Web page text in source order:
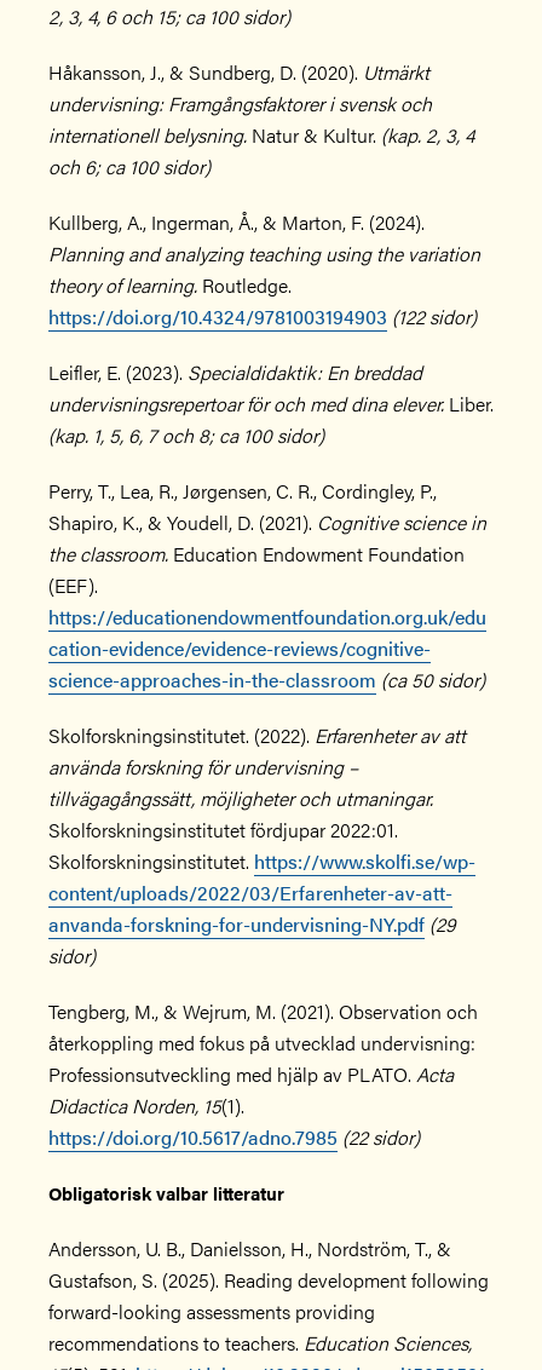
2, 3, 4, 6 och 15; ca 100 sidor)
Håkansson, J., & Sundberg, D. (2020). Utmärkt
undervisning: Framgångsfaktorer i svensk och
internationell belysning. Natur & Kultur. (kap. 2, 3, 4
och 6; ca 100 sidor)
Kullberg, A., Ingerman, Å., & Marton, F. (2024).
Planning and analyzing teaching using the variation
theory of learning. Routledge.
https://doi.org/10.4324/9781003194903 (122 sidor)
Leifler, E. (2023). Specialdidaktik: En breddad
undervisningsrepertoar för och med dina elever. Liber.
(kap. 1, 5, 6, 7 och 8; ca 100 sidor)
Perry, T., Lea, R., Jørgensen, C. R., Cordingley, P.,
Shapiro, K., & Youdell, D. (2021). Cognitive science in
the classroom. Education Endowment Foundation
(EEF).
https://educationendowmentfoundation.org.uk/edu
cation-evidence/evidence-reviews/cognitive-
science-approaches-in-the-classroom (ca 50 sidor)
Skolforskningsinstitutet. (2022). Erfarenheter av att
använda forskning för undervisning –
tillvägagångssätt, möjligheter och utmaningar.
Skolforskningsinstitutet fördjupar 2022:01.
Skolforskningsinstitutet. https://www.skolfi.se/wp-
content/uploads/2022/03/Erfarenheter-av-att-
anvanda-forskning-for-undervisning-NY.pdf (29
sidor)
Tengberg, M., & Wejrum, M. (2021). Observation och
återkoppling med fokus på utvecklad undervisning:
Professionsutveckling med hjälp av PLATO. Acta
Didactica Norden, 15(1).
https://doi.org/10.5617/adno.7985 (22 sidor)
Obligatorisk valbar litteratur
Andersson, U. B., Danielsson, H., Nordström, T., &
Gustafson, S. (2025). Reading development following
forward-looking assessments providing
recommendations to teachers. Education Sciences,